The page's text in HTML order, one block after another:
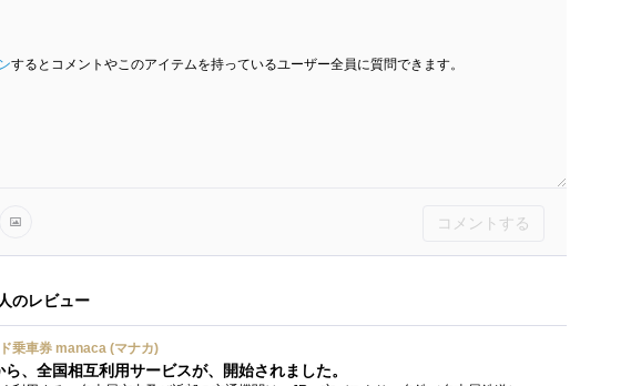
するとコメントやこのアイテムを持っているユーザー全員に質問できます。
コメントする
のレビュー
乗車券 manaca (マナカ)
ら、全国相互利用サービスが、開始されました。